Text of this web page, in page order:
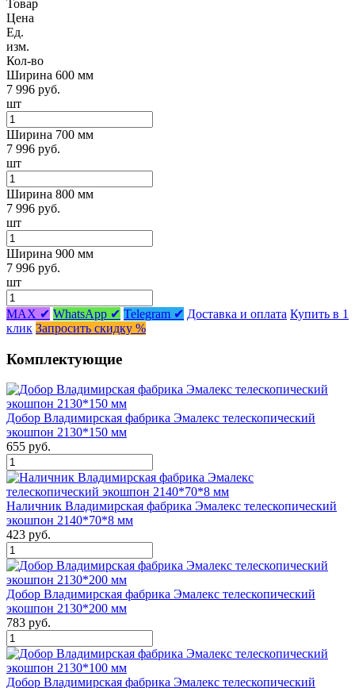
Товар
Цена
Ед.
изм.
Кол-во
Ширина 600 мм
7 996 руб.
шт
Ширина 700 мм
7 996 руб.
шт
Ширина 800 мм
7 996 руб.
шт
Ширина 900 мм
7 996 руб.
шт
MAX ✔ WhatsApp ✔ Telegram ✔ Доставка и оплата Купить в 1
клик Запросить скидку %
Комплектующие
Добор Владимирская фабрика Эмалекс телескопический
экошпон 2130*150 мм
655 руб.
Наличник Владимирская фабрика Эмалекс телескопический
экошпон 2140*70*8 мм
423 руб.
Добор Владимирская фабрика Эмалекс телескопический
экошпон 2130*200 мм
783 руб.
Добор Владимирская фабрика Эмалекс телескопический